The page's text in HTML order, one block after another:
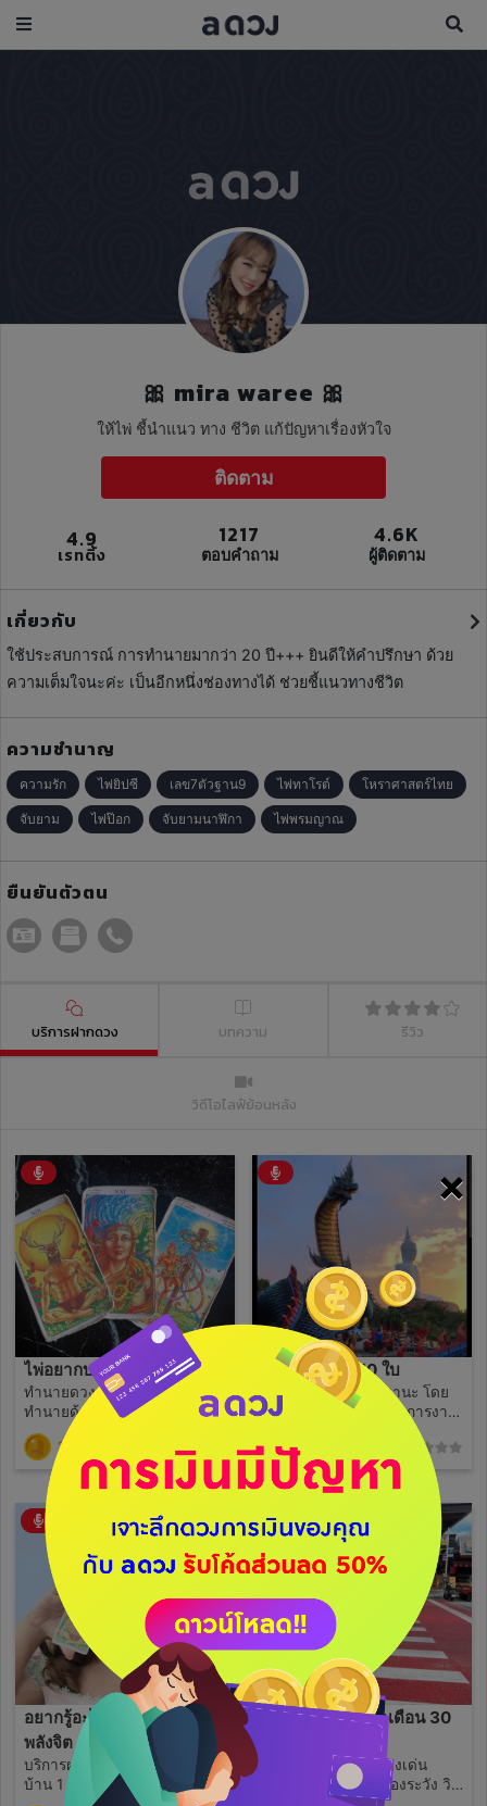
×
🎀 mira waree 🎀
ให้ไพ่ ชี้นำแนว ทาง ชีวิต แก้ปัญหาเรื่องหัวใจ
ติดตาม
4.9
เรทติ้ง
1217
ตอบคำถาม
4.6K
ผู้ติดตาม
เกี่ยวกับ
ใช้ประสบการณ์​ การทำนายมากว่า​ 20​ ปี​+++ ยินดีให้คำปรึกษา​ ด้วย
ความเต็มใจนะค่ะ เป็นอีกหนึ่งช่องทางได้​ ช่วยชี้แนวทางชีวิต​
ความชำนาญ
ความรัก ไพ่ยิปซี เลข7ตัวฐาน9 ไพ่ทาโรต์ โหราศาสตร์ไทย
จับยาม ไพ่ป๊อก จับยามนาฬิกา ไพ่พรมญาณ
ยืนยันตัวตน
บริการฝากดวง บทความ รีวิว
วิดีโอไลฟ์ย้อนหลัง
ไพ่อยากบอก​อะไร​ ปี67​
ทำนายดวงชะตา​ปี​67​ พื้นดวง​
ทำนายด้วยไพ่​10ใบ
390
ดวงรายเดือน 10 ใบ
ทำนาย ดวง แบบ สถานะ โดย
รวม รายเดือน การเงิน การงาน
ครอบครัว​ ความรัก​ภาพรวมราย
เดือน190
อยากรู้อะไรก็​ถาม... ไพ่
พลังจิต
บริการ​ฝากคำ​ ในไลฟ​ 7 ข้อ หลัง
บ้าน​ 1 ข้อ​ จร้า
พื้นฐาน​ดวงประจำเดือน​ 30​
พื้นฐาน​ดวง​เรื่องดีเรื่องเด่น​
ประจำเดือน​ เรื่องที่ต้องระวัง วิธี